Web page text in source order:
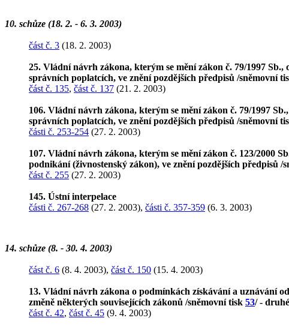
10. schůze (18. 2. - 6. 3. 2003)
část č. 3 (18. 2. 2003)
25. Vládní návrh zákona, kterým se mění zákon č. 79/1997
správních poplatcích, ve znění pozdějších předpisů /sněmovní
část č. 135, část č. 137 (21. 2. 2003)
106. Vládní návrh zákona, kterým se mění zákon č. 79/1997
správních poplatcích, ve znění pozdějších předpisů /sněmovní
části č. 253-254 (27. 2. 2003)
107. Vládní návrh zákona, kterým se mění zákon č. 123/2000
podnikání (živnostenský zákon), ve znění pozdějších předpisů /
část č. 255 (27. 2. 2003)
145. Ústní interpelace
části č. 267-268 (27. 2. 2003), části č. 357-359 (6. 3. 2003)
14. schůze (8. - 30. 4. 2003)
část č. 6 (8. 4. 2003), část č. 150 (15. 4. 2003)
13. Vládní návrh zákona o podmínkách získávání a uznávání
změně některých souvisejících zákonů /sněmovní tisk 53/ -
část č. 42, část č. 45 (9. 4. 2003)